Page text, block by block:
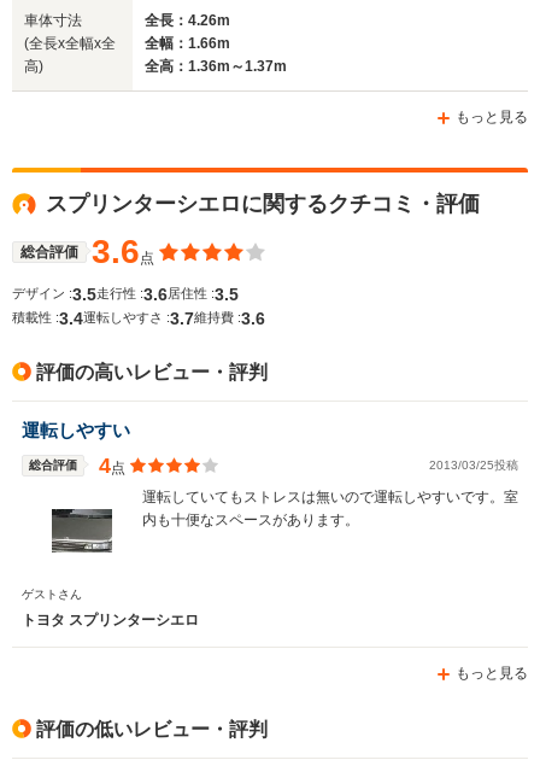
車体寸法
(全長x全幅x全
高)
全長：4.26m
全幅：1.66m
全高：1.36m～1.37m
もっと見る
スプリンターシエロに関するクチコミ・評価
総合評価 3.6点
デザイン :3.5走行性 :3.6 居住性 :3.5
積載性 :3.4運転しやすさ :3.7維持費 :3.6
評価の高いレビュー・評判
運転しやすい
総合評価 4点 2013/03/25投稿
運転していてもストレスは無いので運転しやすいです。室
内も十便なスペースがあります。
ゲストさん
トヨタ スプリンターシエロ
もっと見る
評価の低いレビュー・評判